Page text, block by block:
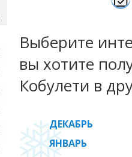
Выберите
вы хотите
Кобулети в
ДЕКАБРЬ
ЯНВАРЬ